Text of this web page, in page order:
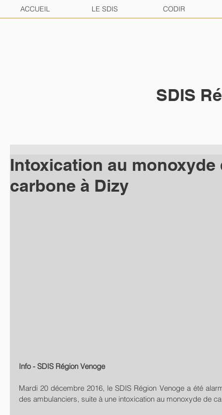
ACCUEIL LE SDIS CODIR
SDIS
Intoxication au monoxyde
carbone à Dizy
Info - SDIS Région Venoge
Mardi 20 décembre 2016, le SDIS Région Venoge a été
des ambulanciers, suite à une intoxication au monoxyde de